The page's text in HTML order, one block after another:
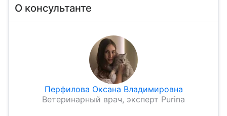
О консультанте
Перфилова Оксана Владимировна
Ветеринарный врач, эксперт Purina